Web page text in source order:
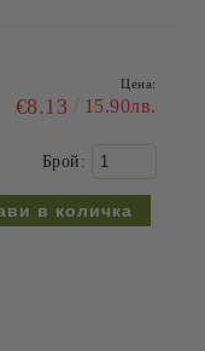
Цена:
€8.13 15.90лв.
Брой: